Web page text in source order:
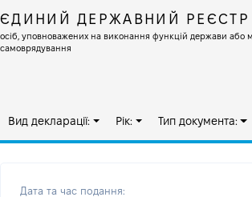
ЄДИНИЙ ДЕРЖАВНИЙ РЕЄСТР
осіб, уповноважених на виконання функцій держави або
самоврядування
Вид декларації: Рік: Тип документа:
Дата та час подання: